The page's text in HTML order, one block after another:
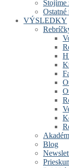
Stojíme
Ostatné
VÝSLEDKY
Blog